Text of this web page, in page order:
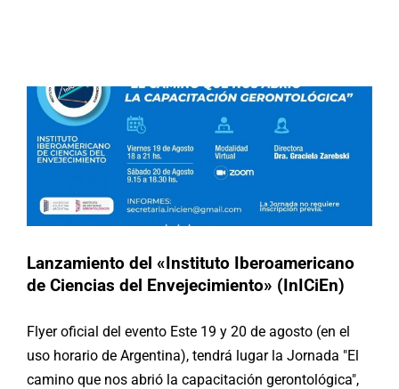
Lanzamiento del «Instituto Iberoamericano
de Ciencias del Envejecimiento» (InICiEn)
Flyer oficial del evento Este 19 y 20 de agosto (en el
uso horario de Argentina), tendrá lugar la Jornada "El
camino que nos abrió la capacitación gerontológica",